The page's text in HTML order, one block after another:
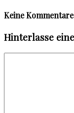
Keine Kommentare
Hinterlasse